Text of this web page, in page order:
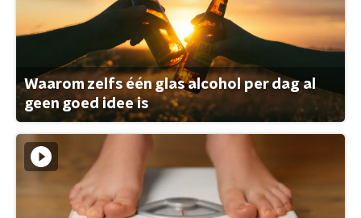
Waarom zelfs één glas alcohol per dag al
geen goed idee is